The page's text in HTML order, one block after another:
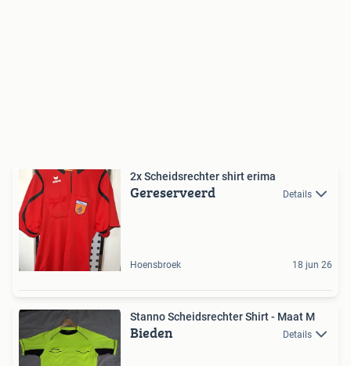
2x Scheidsrechter shirt erima
Gereserveerd Details
Hoensbroek 18 jun 26
Stanno Scheidsrechter Shirt - Maat M
Bieden Details